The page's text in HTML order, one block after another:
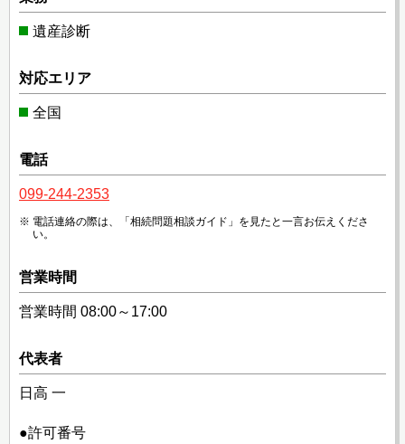
遺産診断
対応エリア
全国
電話
099-244-2353
電話連絡の際は、「相続問題相談ガイド」を見たと一言お伝えくださ
い。
営業時間
営業時間 08:00～17:00
代表者
日高 一
●許可番号